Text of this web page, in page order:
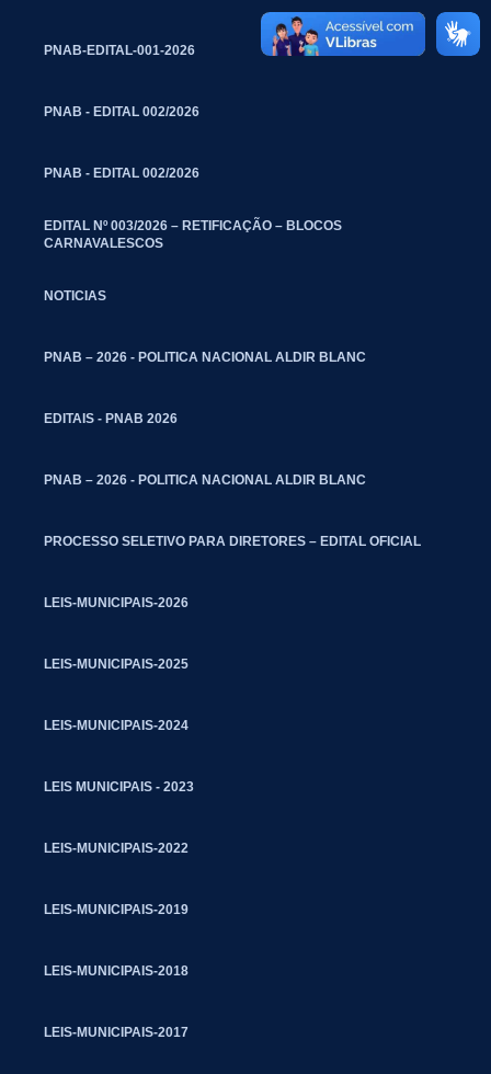
PNAB-EDITAL-001-2026
PNAB - EDITAL 002/2026
PNAB - EDITAL 002/2026
EDITAL Nº 003/2026 – RETIFICAÇÃO – BLOCOS
CARNAVALESCOS
NOTICIAS
PNAB – 2026 - POLITICA NACIONAL ALDIR BLANC
EDITAIS - PNAB 2026
PNAB – 2026 - POLITICA NACIONAL ALDIR BLANC
PROCESSO SELETIVO PARA DIRETORES – EDITAL OFICIAL
LEIS-MUNICIPAIS-2026
LEIS-MUNICIPAIS-2025
LEIS-MUNICIPAIS-2024
LEIS MUNICIPAIS - 2023
LEIS-MUNICIPAIS-2022
LEIS-MUNICIPAIS-2019
LEIS-MUNICIPAIS-2018
LEIS-MUNICIPAIS-2017